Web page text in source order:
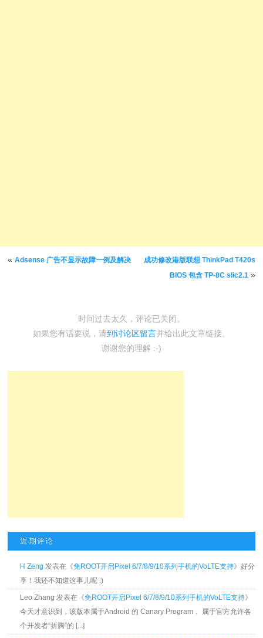
文章导航
«Adsense 广告不显示故障一例及解决
成功修改港版联想 ThinkPad T420s
BIOS 包含 TP-8C slic2.1»
时间过去太久，评论已关闭。
如果您有话要说，请到讨论区留言并给出此文章链接。
谢谢您的理解 :-)
近期评论
H Zeng 发表在《免ROOT开启Pixel 6/7/8/9/10系列手机的VoLTE支持》好分
享！我还不知道这事儿呢 :)
Leo Zhang 发表在《免ROOT开启Pixel 6/7/8/9/10系列手机的VoLTE支持》
今天才意识到，该版本属于Android 的 Canary Program， 属于官方允许各
个开发者“折腾”的 [...]